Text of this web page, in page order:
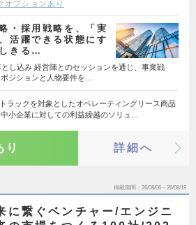
オプションあり
・採用戦略を、「実
活躍できる状態にす
きる…
し込み 経営陣とのセッションを通じ、事業戦
ジションと人物要件を…
トラックを対象としたオペレーティングリース商品
小企業に対しての利益繰越のソリュ…
り 詳細へ
掲載期間 26/08/06～26/08/19
に繋ぐベンチャー/エンジニ